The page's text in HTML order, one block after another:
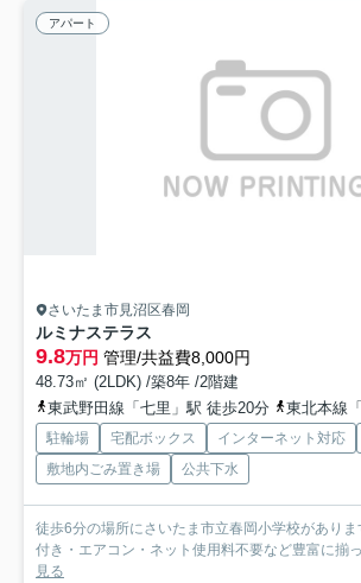
アパート
さいたま市見沼区春岡
ルミナステラス
9.8万円 管理/共益費8,000円
48.73㎡ (2LDK) /築8年 /2階建
東武野田線「七里」駅 徒歩20分
東北本線「
駐輪場 宅配ボックス インターネット対応
敷地内ごみ置き場
公共下水
徒歩6分の場所にさいたま市立春岡小学校がありま
付き・エアコン・ネット使用料不要など豊富に揃
見る